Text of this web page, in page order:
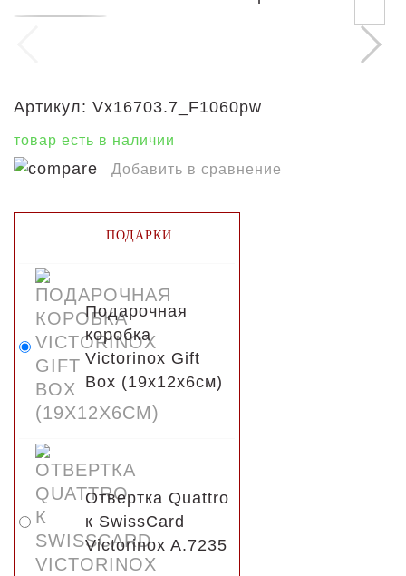
Артикул: Vx16703.7_F1060pw
товар есть в наличии
Добавить в сравнение
ПОДАРКИ
Подарочная
коробка
Victorinox Gift
Box (19x12x6см)
Отвертка Quattro
к SwissCard
Victorinox A.7235